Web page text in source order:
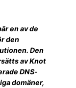
en av de
den
Den
av Knot
DNS-
domäner,